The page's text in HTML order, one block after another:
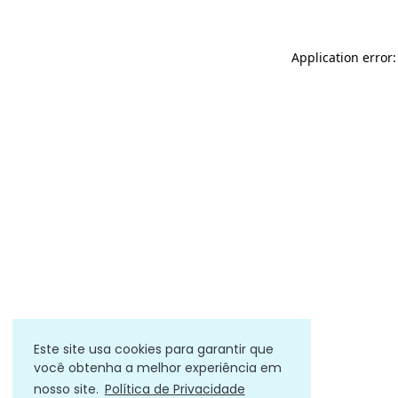
Este site usa cookies para garantir que
você obtenha a melhor experiência em
nosso site. Política de Privacidade
Application